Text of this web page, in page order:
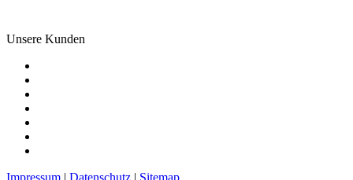
Unsere Kunden
Impressum | Datenschutz | Sitemap